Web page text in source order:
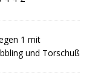
1 mit
und Torschuß